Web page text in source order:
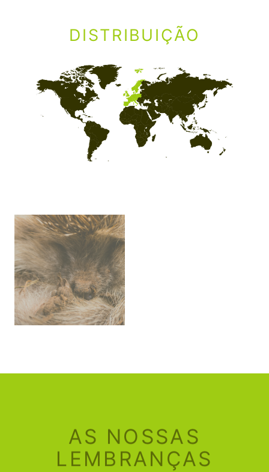
DISTRIBUIÇÃO
AS NOSSAS
LEMBRANÇAS